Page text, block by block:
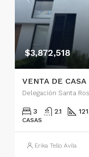
$3,872,518
3 2.1
CASAS
Erika Tello Avila